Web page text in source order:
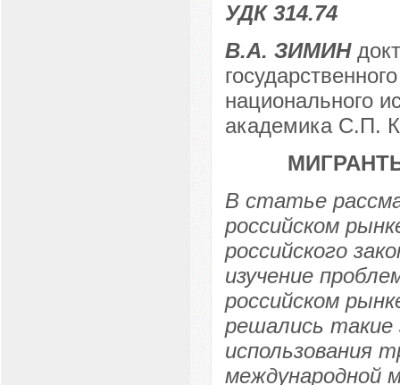
УДК 314.74
В.А. ЗИМИН
национального
академика С.П.
В статье
российском
российского
изучение
российском
решались такие
использования
международной